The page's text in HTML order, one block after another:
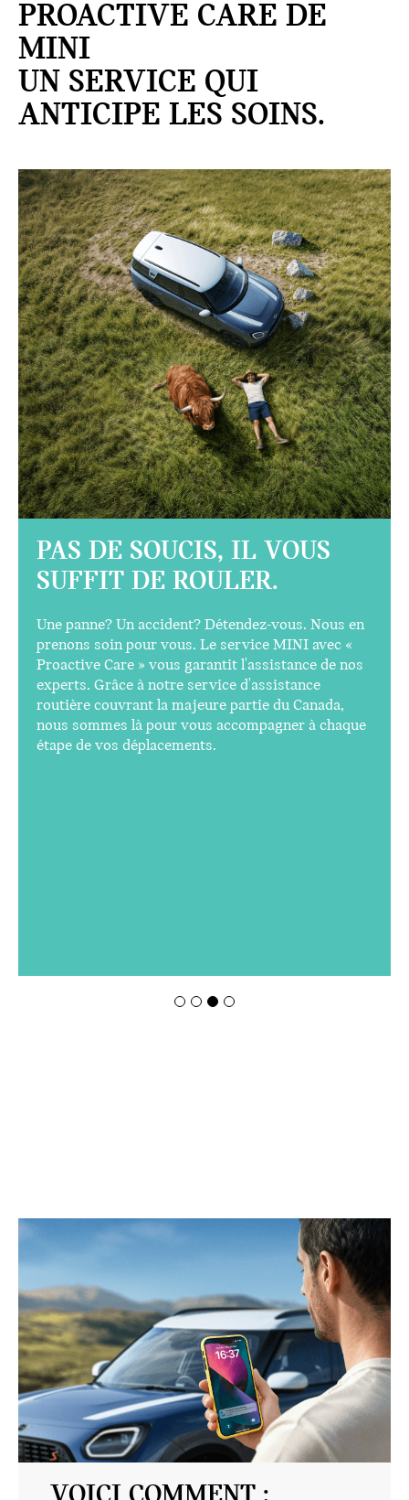
PROACTIVE CARE DE
MINI
UN SERVICE QUI
ANTICIPE LES SOINS.
DES SOLUTIONS RAPIDES.
de l'aide. Nos experts peuvent vous assister à
distance, ou nous vous mettrons en contact avec le
concessionnaire MINI le plus proche. Rapides,
professionnels et prêts à vous remettre sur la
route.